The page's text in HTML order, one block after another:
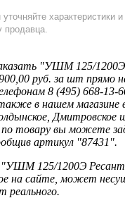
характеристики и
продавца.
"УШМ 125/1200Э
руб. за шт прямо
8 (495) 668-13-
в нашем магазине
Дмитровское
товару вы можете
артикул "87431".
УШМ 125/1200Э
на сайте, может
реального.